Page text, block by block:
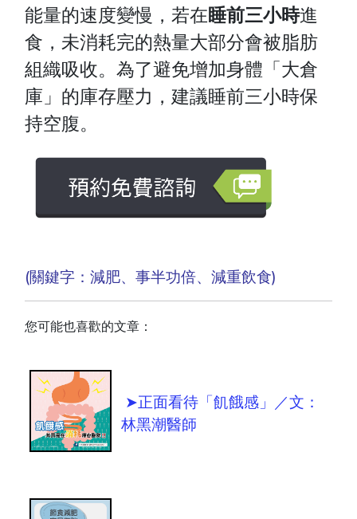
能量的速度變慢，若在睡前三小時進
食，未消耗完的熱量大部分會被脂肪
組織吸收。為了避免增加身體「大倉
庫」的庫存壓力，建議睡前三小時保
持空腹。
(關鍵字：減肥、事半功倍、減重飲食)
您可能也喜歡的文章：
➤正面看待「飢餓感」／文：
林黑潮醫師